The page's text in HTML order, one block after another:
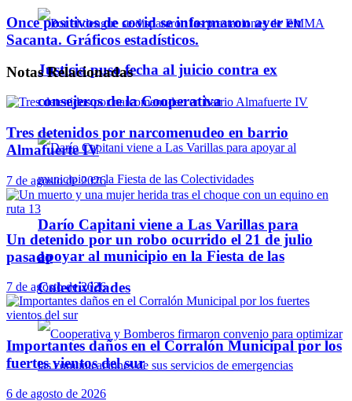
Justicia puso fecha al juicio contra ex
consejeros de la Cooperativa
Darío Capitani viene a Las Varillas para
apoyar al municipio en la Fiesta de las
Colectividades
Once positivos de covid se informaron ayer en
Sacanta. Gráficos estadísticos.
NotasRelacionadas
Tres detenidos por narcomenudeo en barrio
Almafuerte IV
7 de agosto de 2026
Un detenido por un robo ocurrido el 21 de julio
pasado
7 de agosto de 2026
Importantes daños en el Corralón Municipal por los
fuertes vientos del sur
6 de agosto de 2026